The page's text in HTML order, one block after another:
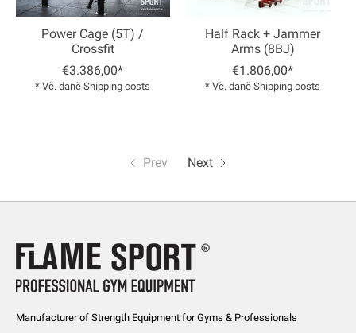
Power Cage (5T) /
Crossfit
€3.386,00*
* Vč. daněShipping costs
Half Rack + Jammer
Arms (8BJ)
€1.806,00*
* Vč. daněShipping costs
Prev Next
Manufacturer of Strength Equipment for Gyms & Professionals